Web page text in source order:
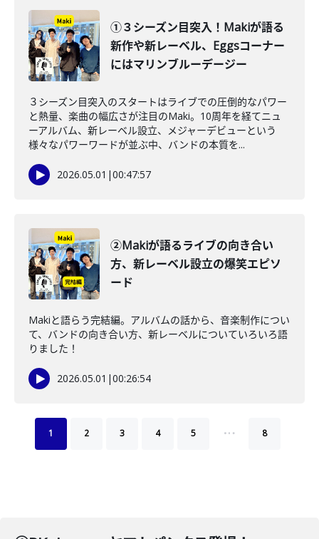
①３シーズン目突入！Makiが語る
新作や新レーベル、Eggsコーナー
にはマリンブルーデージー
３シーズン目突入のスタートはライブでの圧倒的なパワー
と熱量、楽曲の幅広さが注目のMaki。10周年を経てニュ
ーアルバム、新レーベル設立、メジャーデビューという
様々なパワーワードが並ぶ中、バンドの本質を...
2026.05.01 |00:47:57
②Makiが語るライブの向き合い
方、新レーベル設立の爆笑エピソ
ード
Makiと語らう完結編。アルバムの話から、音楽制作につい
て、バンドの向き合い方、新レーベルについていろいろ語
りました！
2026.05.01 |00:26:54
1 2 3 4 5 … 8